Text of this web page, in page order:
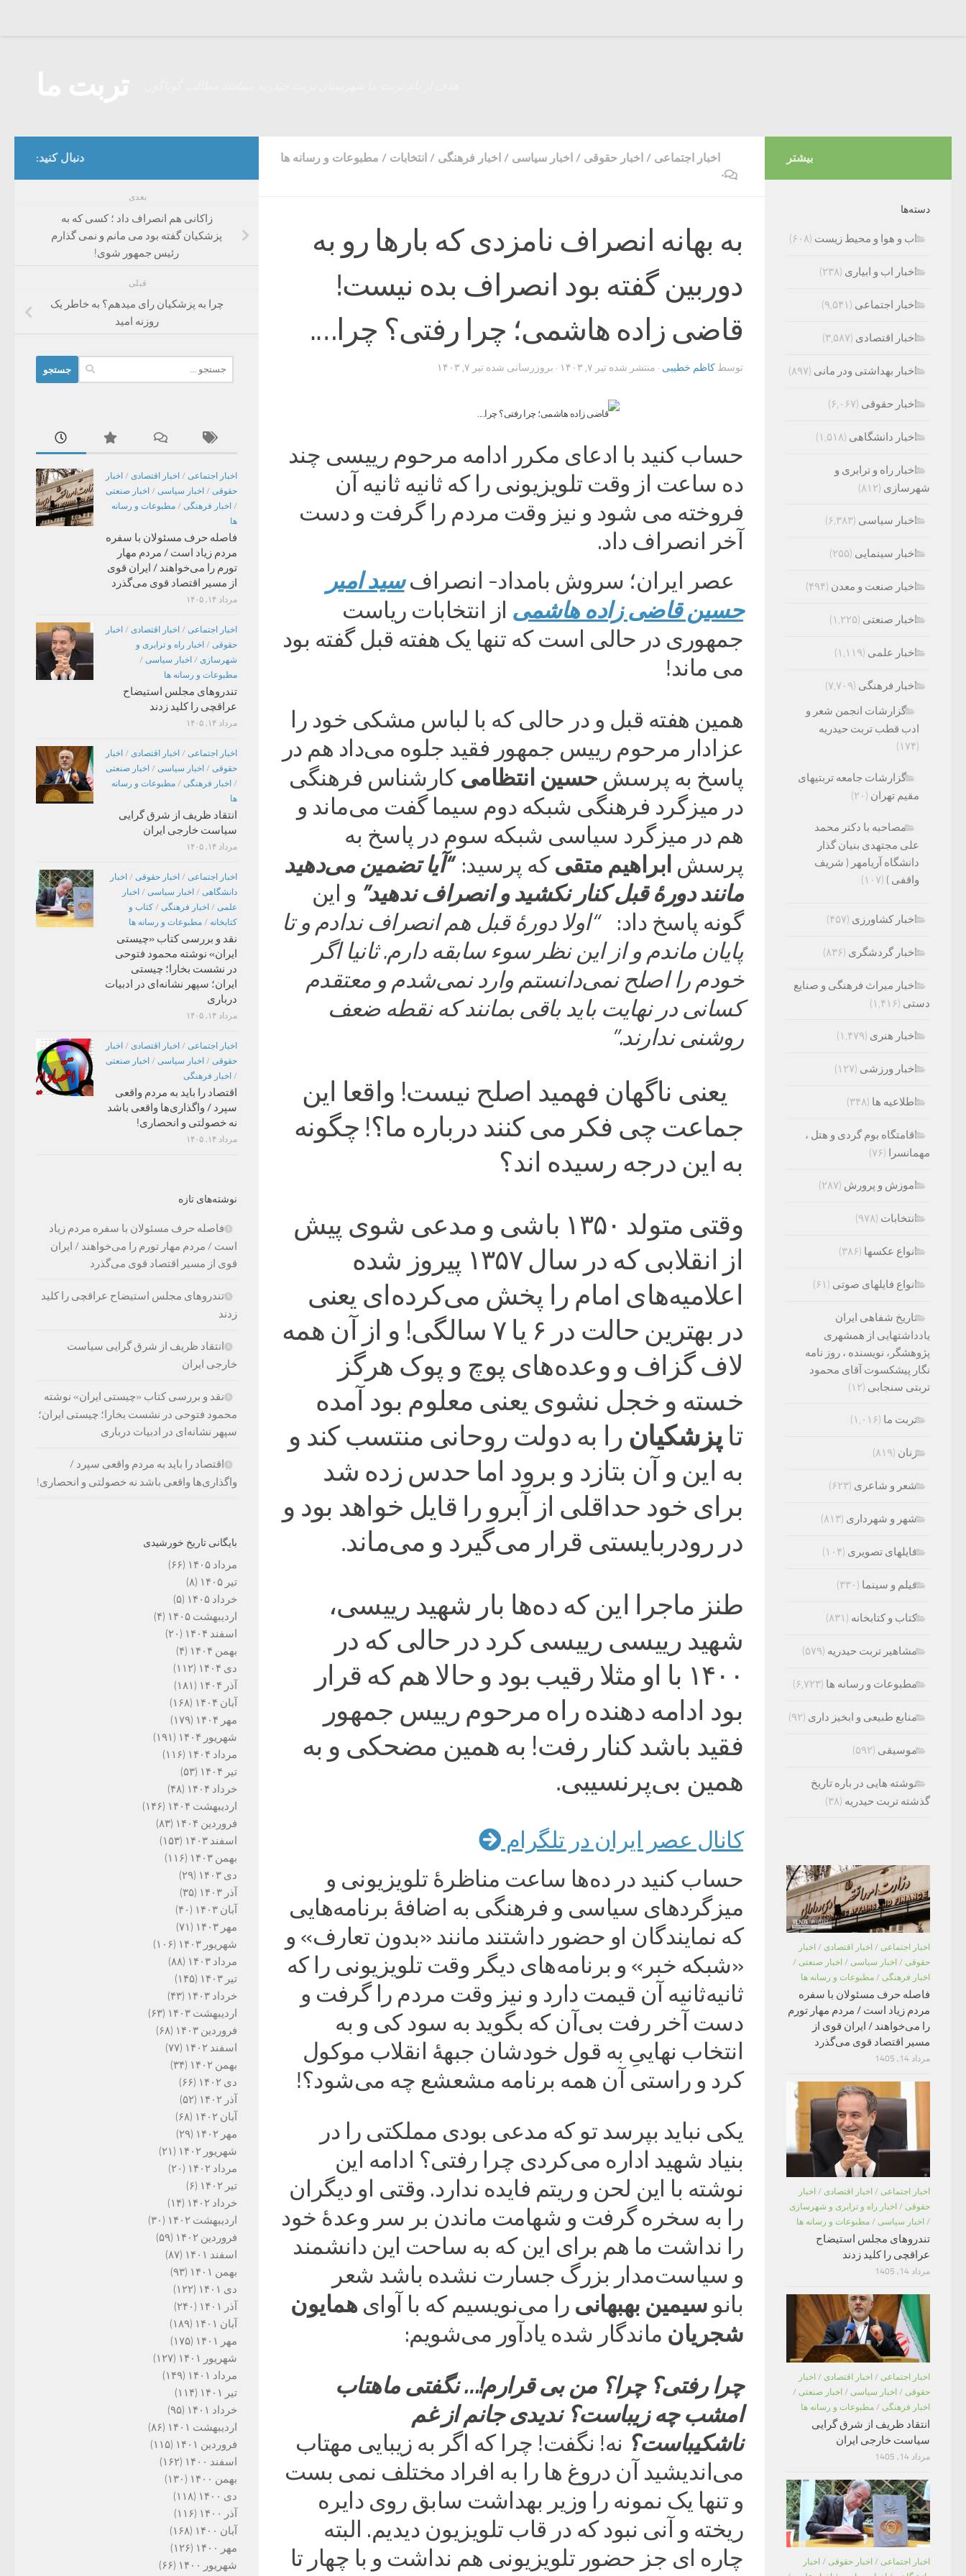
اخبار اجتماعی / اخبار حقوقی / اخبار سیاسی / اخبار فرهنگی / انتخابات / مطبوعات و رسانه ها
۰
به بهانه انصراف نامزدی که بارها رو به
دوربین گفته بود انصراف‌ بده نیست!
قاضی زاده هاشمی؛ چرا رفتی؟ چرا….
توسط کاظم خطیبی · منتشر شده تیر ۷, ۱۴۰۳ · بروزرسانی شده تیر ۷, ۱۴۰۳
حساب کنید با ادعای مکرر ادامه مرحوم رییسی چند
ده ساعت از وقت تلویزیونی را که ثانیه ثانیه آن
فروخته می شود و نیز وقت مردم را گرفت و دست
آخر انصراف داد.
عصر ایران؛ سروش بامداد- انصرافسید امیر
حسین قاضی زاده هاشمی از انتخابات ریاست
جمهوری در حالی است که تنها یک هفته قبل گفته بود
می ماند!
همین هفته قبل و در حالی که با لباس مشکی خود را
عزادار مرحوم رییس جمهور فقید جلوه می‌داد هم در
پاسخ به پرسش حسین انتظامیکارشناس فرهنگی
در میزگرد فرهنگی شبکه دوم سیما گفت می‌ماند و
هم در میزگرد سیاسی شبکه سوم در پاسخ به
پرسش ابراهیم متقیکه پرسید:“آیا تضمین می‌دهید
مانند دورۀ قبل کنار نکشید و انصراف ندهید” و این
گونه پاسخ داد:“اولا دورۀ قبل هم انصراف ندادم و تا
پایان ماندم و از این نظر سوء سابقه دارم. ثانیا اگر
خودم را اصلح نمی‌دانستم وارد نمی‌شدم و معتقدم
کسانی در نهایت باید باقی بمانند که نقطه ضعف
روشنی ندارند.”
یعنی ناگهان فهمید اصلح نیست! واقعا این
جماعت چی فکر می کنند درباره ما؟! چگونه
به این درجه رسیده اند؟
وقتی متولد ۱۳۵۰ باشی و مدعی شوی پیش
از انقلابی که در سال ۱۳۵۷ پیروز شده
اعلامیه‌های امام را پخش می‌کرده‌ای یعنی
در بهترین حالت در ۶ یا ۷ سالگی! و از آن همه
لاف گزاف و وعده‌های پوچ و پوک هرگز
خسته و خجل نشوی یعنی معلوم بود آمده
تاپزشکیان را به دولت روحانی منتسب کند و
به این و آن بتازد و برود اما حدس زده شد
برای خود حداقلی از آبرو را قایل خواهد بود و
در رودربایستی قرار می‌گیرد و می‌ماند.
طنز ماجرا این که ده‌ها بار شهید رییسی،
شهید رییسی رییسی کرد در حالی که در
۱۴۰۰ با او مثلا رقیب بود و حالا هم که قرار
بود ادامه دهنده راه مرحوم رییس جمهور
فقید باشد کنار رفت! به همین مضحکی و به
همین بی‌پرنسیبی.
کانال عصر ایران در تلگرام
حساب کنید در ده‌ها ساعت مناظرهٔ تلویزیونی و
میزگردهای سیاسی و فرهنگی به اضافهٔ برنامه‌هایی
که نمایندگان او حضور داشتند مانند «بدون تعارف» و
«شبکه خبر» و برنامه‌های دیگر وقت تلویزیونی را که
ثانیه‌ثانیه آن قیمت دارد و نیز وقت مردم را گرفت و
دست آخر رفت بی‌آن که بگوید به سود کی و به
انتخاب نهاییِ به قول خودشان جبههٔ انقلاب موکول
کرد و راستی آن همه برنامه مشعشع چه می‌شود؟!
یکی نباید بپرسد تو که مدعی بودی مملکتی را در
بنیاد شهید اداره می‌کردی چرا رفتی؟ ادامه این
نوشته با این لحن و ریتم فایده ندارد. وقتی او دیگران
را به سخره گرفت و شهامت ماندن بر سر وعدهٔ خود
را نداشت ما هم برای این که به ساحت این دانشمند
و سیاست‌مدار بزرگ جسارت نشده باشد شعر
بانو سیمین بهبهانی را می‌نویسیم که با آوایهمایون
شجریان ماندگار شده یادآور می‌شویم:
چرا رفتی؟ چرا؟ من بی قرارم!… نگفتی ماهتاب
امشب چه زیباست؟ ندیدی جانم از غم
ناشکیباست؟ نه! نگفت! چرا که اگر به زیبایی مهتاب
می‌اندیشید آن دروغ ها را به افراد مختلف نمی بست
و تنها یک نمونه را وزیر بهداشت سابق روی دایره
ریخته و آنی نبود که در قاب تلویزیون دیدیم. البته
چاره ای جز حضور تلویزیونی هم نداشت و با چهار تا
دنبال کنید:
بعدی
زاکانی هم انصراف داد ؛ کسی که به
پزشکیان گفته بود می مانم و نمی گذارم
رئیس جمهور شوی!
قبلی
چرا به پزشکیان رای میدهم؟ به خاطر یک
روزنه امید
برای:
اخبار اجتماعی / اخبار اقتصادی / اخبار
حقوقی / اخبار سیاسی / اخبار صنعتی
/ اخبار فرهنگی / مطبوعات و رسانه
ها
فاصله حرف مسئولان با سفره
مردم زیاد است / مردم مهار
تورم را می‌خواهند / ایران قوی
از مسیر اقتصاد قوی می‌گذرد
مرداد ۱۴, ۱۴۰۵
اخبار اجتماعی / اخبار اقتصادی / اخبار
حقوقی / اخبار راه و ترابری و
شهرسازی / اخبار سیاسی /
مطبوعات و رسانه ها
تندروهای مجلس استیضاح
عراقچی را کلید زدند
مرداد ۱۴, ۱۴۰۵
اخبار اجتماعی / اخبار اقتصادی / اخبار
حقوقی / اخبار سیاسی / اخبار صنعتی
/ اخبار فرهنگی / مطبوعات و رسانه
ها
انتقاد ظریف از شرق گرایی
سیاست خارجی ایران
مرداد ۱۴, ۱۴۰۵
اخبار اجتماعی / اخبار حقوقی / اخبار
دانشگاهی / اخبار سیاسی / اخبار
علمی / اخبار فرهنگی / کتاب و
کتابخانه / مطبوعات و رسانه ها
نقد و بررسی کتاب «چیستی
ایران» نوشته محمود فتوحی
در نشست بخارا؛ چیستی
ایران؛ سپهر نشانه‌ای در ادبیات
درباری
مرداد ۱۴, ۱۴۰۵
اخبار اجتماعی / اخبار اقتصادی / اخبار
حقوقی / اخبار سیاسی / اخبار صنعتی
/ اخبار فرهنگی
اقتصاد را باید به مردم واقعی
سپرد / واگذاری‌ها واقعی باشد
نه خصولتی و انحصاری!
مرداد ۱۴, ۱۴۰۵
نوشته‌های تازه
فاصله حرف مسئولان با سفره مردم زیاد
است / مردم مهار تورم را می‌خواهند / ایران
قوی از مسیر اقتصاد قوی می‌گذرد
تندروهای مجلس استیضاح عراقچی را کلید
زدند
انتقاد ظریف از شرق گرایی سیاست
خارجی ایران
نقد و بررسی کتاب «چیستی ایران» نوشته
محمود فتوحی در نشست بخارا؛ چیستی ایران؛
سپهر نشانه‌ای در ادبیات درباری
اقتصاد را باید به مردم واقعی سپرد /
واگذاری‌ها واقعی باشد نه خصولتی و انحصاری!
بایگانی تاریخ خورشیدی
مرداد ۱۴۰۵
(۶۶)
تیر ۱۴۰۵
(۸)
خرداد ۱۴۰۵
(۵)
اردیبهشت ۱۴۰۵
(۴)
اسفند ۱۴۰۴
(۲۰)
بهمن ۱۴۰۴
(۴)
دی ۱۴۰۴
(۱۱۲)
آذر ۱۴۰۴
(۱۸۱)
آبان ۱۴۰۴
(۱۶۸)
مهر ۱۴۰۴
(۱۷۹)
شهریور ۱۴۰۴
(۱۹۱)
مرداد ۱۴۰۴
(۱۱۶)
تیر ۱۴۰۴
(۵۳)
خرداد ۱۴۰۴
(۴۸)
اردیبهشت ۱۴۰۴
(۱۴۶)
فروردین ۱۴۰۴
(۸۳)
اسفند ۱۴۰۳
(۱۵۳)
بهمن ۱۴۰۳
(۱۱۶)
دی ۱۴۰۳
(۲۹)
آذر ۱۴۰۳
(۳۵)
آبان ۱۴۰۳
(۴۰)
مهر ۱۴۰۳
(۷۱)
شهریور ۱۴۰۳
(۱۰۶)
مرداد ۱۴۰۳
(۸۸)
تیر ۱۴۰۳
(۱۴۵)
خرداد ۱۴۰۳
(۴۳)
اردیبهشت ۱۴۰۳
(۶۳)
فروردین ۱۴۰۳
(۶۸)
اسفند ۱۴۰۲
(۷۷)
بهمن ۱۴۰۲
(۳۴)
دی ۱۴۰۲
(۶۶)
آذر ۱۴۰۲
(۵۲)
آبان ۱۴۰۲
(۶۸)
مهر ۱۴۰۲
(۲۹)
شهریور ۱۴۰۲
(۲۱)
مرداد ۱۴۰۲
(۲۰)
تیر ۱۴۰۲
(۶)
خرداد ۱۴۰۲
(۱۴)
اردیبهشت ۱۴۰۲
(۳۰)
فروردین ۱۴۰۲
(۵۹)
اسفند ۱۴۰۱
(۸۷)
بهمن ۱۴۰۱
(۹۳)
دی ۱۴۰۱
(۱۲۲)
آذر ۱۴۰۱
(۲۴۰)
آبان ۱۴۰۱
(۱۸۹)
مهر ۱۴۰۱
(۱۷۵)
شهریور ۱۴۰۱
(۱۲۷)
مرداد ۱۴۰۱
(۱۴۹)
تیر ۱۴۰۱
(۱۱۴)
خرداد ۱۴۰۱
(۹۵)
اردیبهشت ۱۴۰۱
(۸۶)
فروردین ۱۴۰۱
(۱۱۵)
اسفند ۱۴۰۰
(۱۶۲)
بهمن ۱۴۰۰
(۱۳۰)
دی ۱۴۰۰
(۱۱۸)
آذر ۱۴۰۰
(۱۱۶)
آبان ۱۴۰۰
(۱۶۸)
مهر ۱۴۰۰
(۱۲۶)
شهریور ۱۴۰۰
(۶۶)
بیشتر
دسته‌ها
اب و هوا و محیط زیست (۶۰۸)
اخبار اب و ابیاری (۲۳۸)
اخبار اجتماعی (۹,۵۴۱)
اخبار اقتصادی (۳,۵۸۷)
اخبار بهداشتی ودر مانی (۸۹۷)
اخبار حقوقی (۶,۰۶۷)
اخبار دانشگاهی (۱,۵۱۸)
اخبار راه و ترابری و
شهرسازی (۸۱۲)
اخبار سیاسی (۶,۳۸۳)
اخبار سینمایی (۲۵۵)
اخبار صنعت و معدن (۴۹۴)
اخبار صنعتی (۱,۲۲۵)
اخبار علمی (۱,۱۱۹)
اخبار فرهنگی (۷,۷۰۹)
گزارشات انجمن شعر و
ادب قطب تربت حیدریه
(۱۷۴)
گزارشات جامعه تربتیهای
مقیم تهران (۲۰)
مصاحبه با دکتر محمد
علی مجتهدی بنیان گذار
دانشگاه آریامهر ( شریف
واقفی ) (۱۰۷)
اخبار کشاورزی (۴۵۷)
اخبار گردشگری (۸۳۶)
اخبار میراث فرهنگی و صنایع
دستی (۱,۴۱۶)
اخبار هنری (۱,۴۷۹)
اخبار ورزشی (۱۲۷)
اطلاعیه ها (۳۴۸)
اقامتگاه بوم گردی و هتل ،
مهمانسرا (۷۶)
اموزش و پرورش (۲۸۷)
انتخابات (۹۷۸)
انواع عکسها (۳۸۶)
انواع فایلهای صوتی (۶۱)
تاریخ شفاهی ایران
یادداشتهایی از همشهری
پژوهشگر، نویسنده ، روز نامه
نگار پیشکسوت آقای محمود
تربتی سنجابی (۱۲)
تربت ما (۱,۰۱۶)
زنان (۸۱۹)
شعر و شاعری (۶۲۳)
شهر و شهرداری (۸۱۳)
فایلهای تصویری (۱۰۴)
فیلم و سینما (۳۳۰)
کتاب و کتابخانه (۸۳۱)
مشاهیر تربت حیدریه (۵۷۹)
مطبوعات و رسانه ها (۶,۷۲۳)
منابع طبیعی و ابخیز داری (۹۲)
موسیقی (۵۹۲)
نوشته هایی در باره تاریخ
گذشته تربت حیدریه (۳۸)
اخبار اجتماعی / اخبار اقتصادی / اخبار
حقوقی / اخبار سیاسی / اخبار صنعتی /
اخبار فرهنگی / مطبوعات و رسانه ها
فاصله حرف مسئولان با سفره
مردم زیاد است / مردم مهار تورم
را می‌خواهند / ایران قوی از
مسیر اقتصاد قوی می‌گذرد
مرداد 14, 1405
اخبار اجتماعی / اخبار اقتصادی / اخبار
حقوقی / اخبار راه و ترابری و شهرسازی
/ اخبار سیاسی / مطبوعات و رسانه ها
تندروهای مجلس استیضاح
عراقچی را کلید زدند
مرداد 14, 1405
اخبار اجتماعی / اخبار اقتصادی / اخبار
حقوقی / اخبار سیاسی / اخبار صنعتی /
اخبار فرهنگی / مطبوعات و رسانه ها
انتقاد ظریف از شرق گرایی
سیاست خارجی ایران
مرداد 14, 1405
اخبار اجتماعی / اخبار حقوقی / اخبار